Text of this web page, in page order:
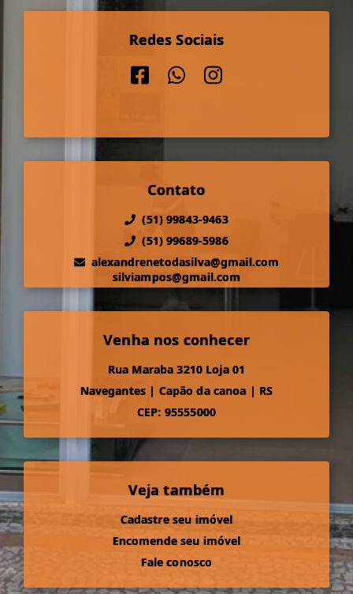
Redes Sociais
Contato
(51) 99843-9463
(51) 99689-5986
alexandrenetodasilva@gmail.com
silviampos@gmail.com
Venha nos conhecer
Rua Maraba 3210 Loja 01
Navegantes | Capão da canoa | RS
CEP: 95555000
Veja também
Cadastre seu imóvel
Encomende seu imóvel
Fale conosco